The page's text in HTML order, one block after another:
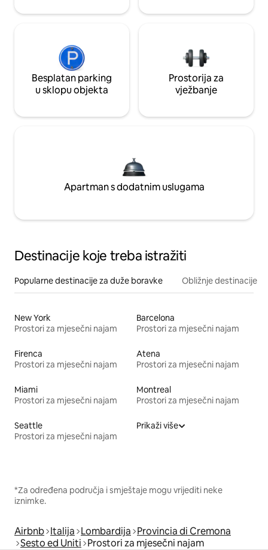
Besplatan parking
u sklopu objekta
Prostorija za
vježbanje
Apartman s dodatnim uslugama
Destinacije koje treba istražiti
Popularne destinacije za duže boravke Obližnje destinacije
New York
Prostori za mjesečni najam
Barcelona
Prostori za mjesečni najam
Firenca
Prostori za mjesečni najam
Atena
Prostori za mjesečni najam
Miami
Prostori za mjesečni najam
Montreal
Prostori za mjesečni najam
Seattle
Prostori za mjesečni najam
Prikaži više
*Za određena područja i smještaje mogu vrijediti neke
iznimke.
Airbnb Italija Lombardija Provincia di Cremona
Sesto ed Uniti Prostori za mjesečni najam